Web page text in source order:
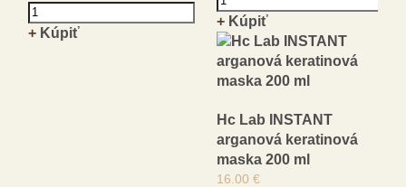
+ Kúpiť
+ Kúpiť
Hc Lab INSTANT
arganová keratinová
maska 200 ml
16.00 €